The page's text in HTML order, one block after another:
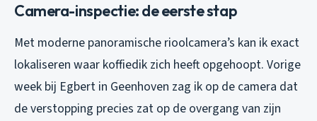
Camera-inspectie: de eerste stap
Met moderne panoramische rioolcamera’s kan ik exact
lokaliseren waar koffiedik zich heeft opgehoopt. Vorige
week bij Egbert in Geenhoven zag ik op de camera dat
de verstopping precies zat op de overgang van zijn